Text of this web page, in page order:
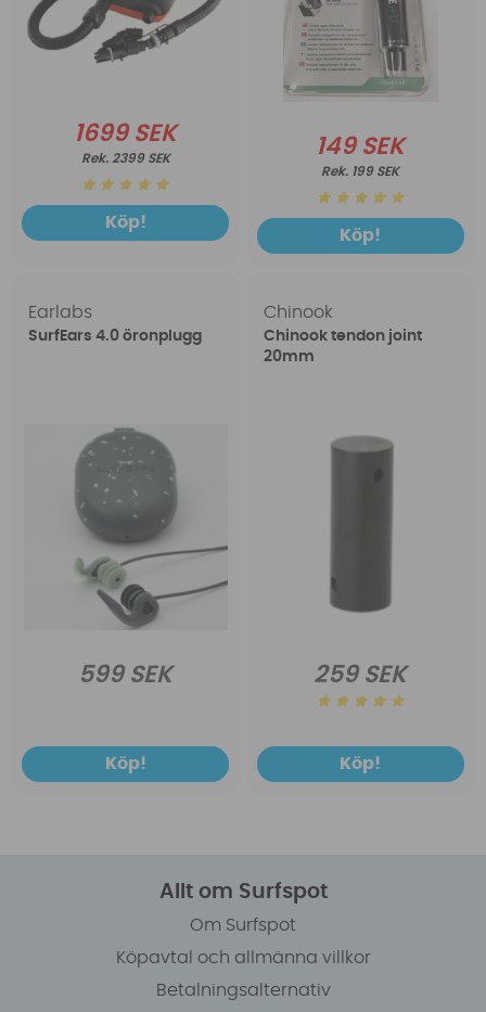
1699 SEK
2399 SEK
Köp!
149 SEK
199 SEK
Köp!
Earlabs
SurfEars 4.0 öronplugg
599 SEK
Köp!
Chinook
Chinook tendon joint
20mm
259 SEK
Köp!
Allt om Surfspot
Om Surfspot
Köpavtal och allmänna villkor
Betalningsalternativ